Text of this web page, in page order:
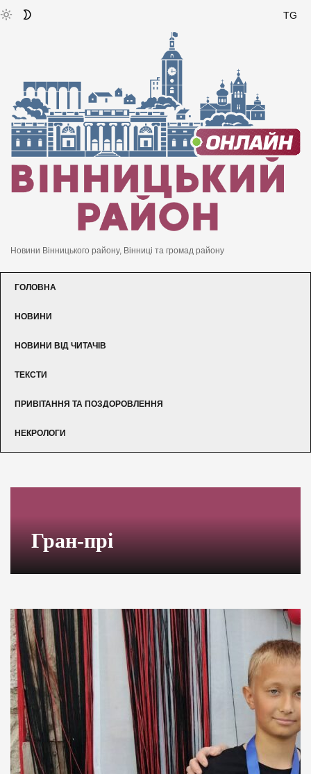
TG
Новини Вінницького району, Вінниці та громад району
ГОЛОВНА
НОВИНИ
НОВИНИ ВІД ЧИТАЧІВ
ТЕКСТИ
ПРИВІТАННЯ ТА ПОЗДОРОВЛЕННЯ
НЕКРОЛОГИ
Гран-прі